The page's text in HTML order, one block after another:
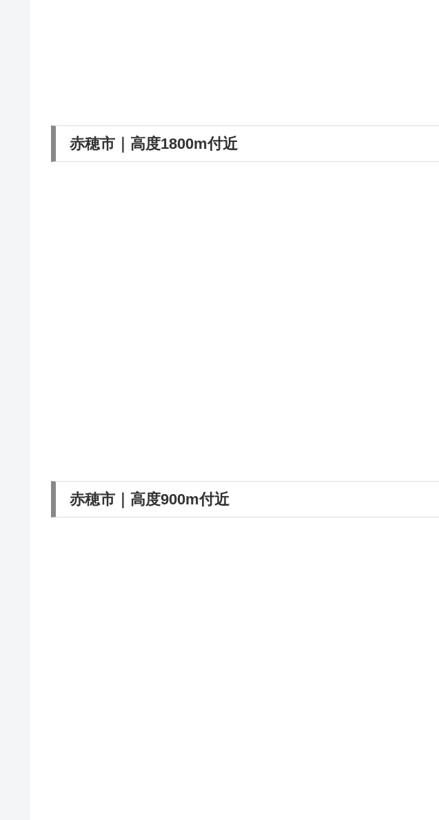
赤穂市｜高度1800m付近
赤穂市｜高度900m付近